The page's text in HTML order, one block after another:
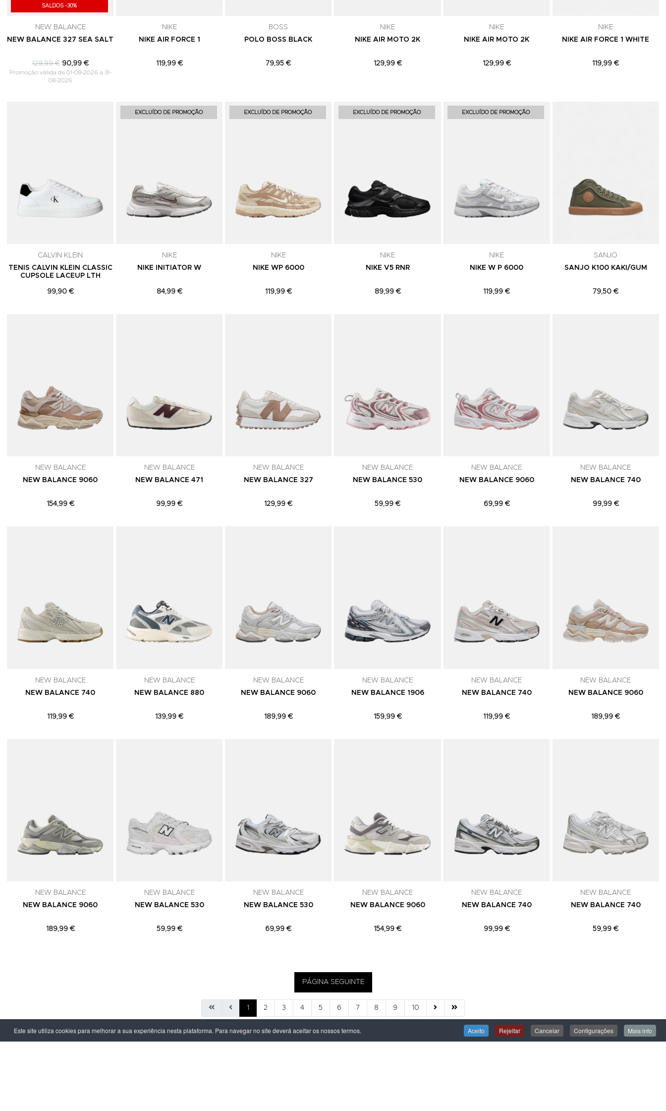
SALDOS -30%
NEW BALANCE
NEW BALANCE 327 SEA SALT
129,99 € 90,99 €
Promoção válida de 01-08-2026 a 31-
08-2026
NIKE
NIKE AIR FORCE 1
119,99 €
BOSS
POLO BOSS BLACK
79,95 €
NIKE
NIKE AIR MOTO 2K
129,99 €
NIKE
NIKE AIR MOTO 2K
129,99 €
NIKE
NIKE AIR FORCE 1 WHITE
119,99 €
Adicionar aos Favoritos
CALVIN KLEIN
TENIS CALVIN KLEIN CLASSIC
CUPSOLE LACEUP LTH
99,90 €
EXCLUÍDO DE PROMOÇÃO Adicionar aos Favoritos
NIKE
NIKE INITIATOR W
84,99 €
EXCLUÍDO DE PROMOÇÃO Adicionar aos Favoritos
NIKE
NIKE WP 6000
119,99 €
EXCLUÍDO DE PROMOÇÃO Adicionar aos Favoritos
NIKE
NIKE V5 RNR
89,99 €
EXCLUÍDO DE PROMOÇÃO
NIKE
NIKE W P 6000
119,99 €
SANJO
SANJO K100 KAKI/GUM
79,50 €
NEW BALANCE
NEW BALANCE 9060
154,99 €
NEW BALANCE
NEW BALANCE 471
99,99 €
NEW BALANCE
NEW BALANCE 327
129,99 €
NEW BALANCE
NEW BALANCE 530
59,99 €
NEW BALANCE
NEW BALANCE 9060
69,99 €
NEW BALANCE
NEW BALANCE 740
99,99 €
NEW BALANCE
NEW BALANCE 740
119,99 €
NEW BALANCE
NEW BALANCE 880
139,99 €
NEW BALANCE
NEW BALANCE 9060
189,99 €
NEW BALANCE
NEW BALANCE 1906
159,99 €
NEW BALANCE
NEW BALANCE 740
119,99 €
NEW BALANCE
NEW BALANCE 9060
189,99 €
NEW BALANCE
NEW BALANCE 9060
189,99 €
NEW BALANCE
NEW BALANCE 530
59,99 €
NEW BALANCE
NEW BALANCE 530
69,99 €
NEW BALANCE
NEW BALANCE 9060
154,99 €
NEW BALANCE
NEW BALANCE 740
99,99 €
NEW BALANCE
NEW BALANCE 740
59,99 €
PÁGINA SEGUINTE
1 2 3 4 5 6 7 8 9 10
Este site utiliza cookies para melhorar a sua experiência nesta plataforma. Para navegar no site deverá aceitar os nossos termos. Aceito Rejeitar Cancelar Configurações Mais info